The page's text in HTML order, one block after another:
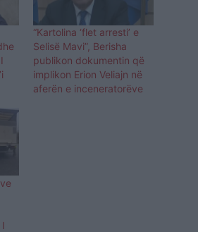
“Kartolina ‘flet arresti’ e
Selisë Mavi”, Berisha
publikon dokumentin që
implikon Erion Veliajn në
aferën e inceneratorëve